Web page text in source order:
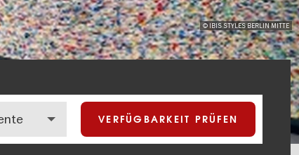
© IBIS STYLES BERLIN MITTE
VERFÜGBARKEIT PRÜFEN